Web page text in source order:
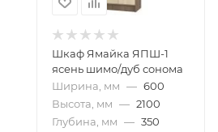
Шкаф Ямайка ЯПШ-1
ясень шимо/дуб сонома
Ширина, мм — 600
Высота, мм — 2100
Глубина, мм — 350